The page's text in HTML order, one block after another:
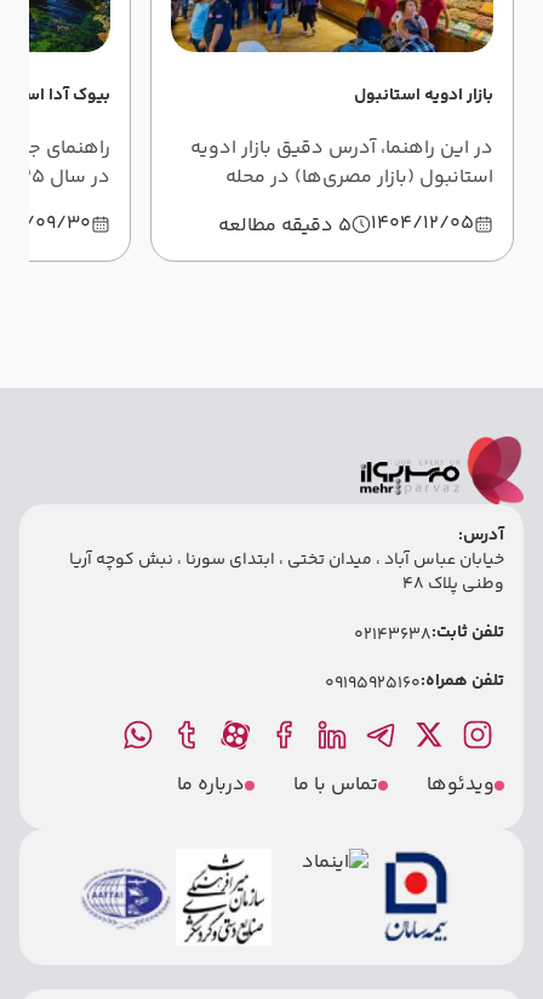
بازار ادویه استانبول
در این راهنما، آدرس دقیق بازار ادویه
استانبول (بازار مصری‌ها) در محله
و نکات خرید و چانه‌زنی را کامل
می‌خوانید.
1404/12/05 5 دقیقه مطالعه
بیوک آدا
راهنمای
معرفی
مهرپرواز
09/30
آدرس:
خیابان عباس آباد ، میدان تختی ، ابتدای سورنا ، نبش کوچه آریا
وطنی پلاک 48
تلفن ثابت:02143638
تلفن همراه:09195925160
ویدئوها تماس با ما درباره ما